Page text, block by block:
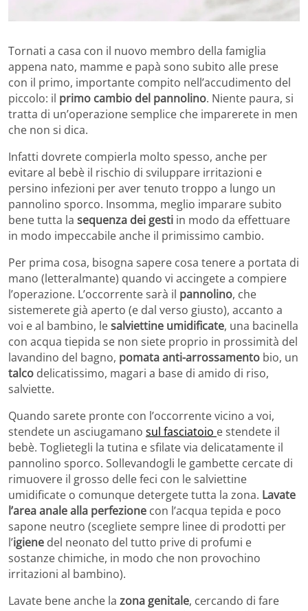
Tornati a casa con il nuovo membro della famiglia
appena nato, mamme e papà sono subito alle prese
con il primo, importante compito nell’accudimento del
piccolo: il primo cambio del pannolino. Niente paura, si
tratta di un’operazione semplice che imparerete in men
che non si dica.
Infatti dovrete compierla molto spesso, anche per
evitare al bebè il rischio di sviluppare irritazioni e
persino infezioni per aver tenuto troppo a lungo un
pannolino sporco. Insomma, meglio imparare subito
bene tutta la sequenza dei gesti in modo da effettuare
in modo impeccabile anche il primissimo cambio.
Per prima cosa, bisogna sapere cosa tenere a portata di
mano (letteralmante) quando vi accingete a compiere
l’operazione. L’occorrente sarà il pannolino, che
sistemerete già aperto (e dal verso giusto), accanto a
voi e al bambino, lesalviettine umidificate, una bacinella
con acqua tiepida se non siete proprio in prossimità del
lavandino del bagno, pomata anti-arrossamento bio, un
talco delicatissimo, magari a base di amido di riso,
salviette.
Quando sarete pronte con l’occorrente vicino a voi,
stendete un asciugamano sul fasciatoio e stendete il
bebè. Toglietegli la tutina e sfilate via delicatamente il
pannolino sporco. Sollevandogli le gambette cercate di
rimuovere il grosso delle feci con le salviettine
umidificate o comunque detergete tutta la zona. Lavate
l’area anale alla perfezione con l’acqua tepida e poco
sapone neutro (scegliete sempre linee di prodotti per
l’igiene del neonato del tutto prive di profumi e
sostanze chimiche, in modo che non provochino
irritazioni al bambino).
Lavate bene anche la zona genitale, cercando di fare